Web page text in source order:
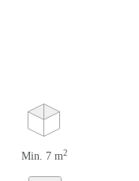
Min. 7 m2